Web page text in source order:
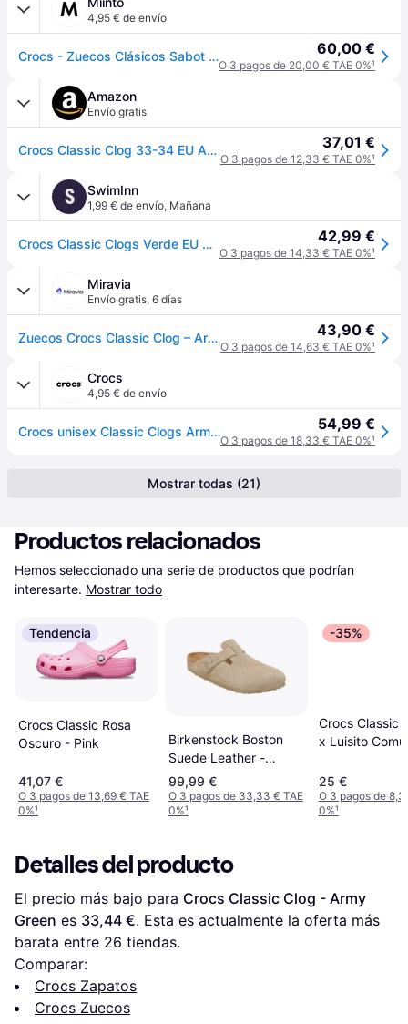
4,95 € de envío
Crocs - Zuecos Clásicos Sabot Zapatos - Shoes - Hombre - Verde - 46 EU - 60,00 €
O 3 pagos de 20,00 € TAE 0%¹
Amazon
Envío gratis
Crocs Classic Clog 33-34 EU Army Green 37,01 €
O 3 pagos de 12,33 € TAE 0%¹
S SwimInn
1,99 € de envío, Mañana
Crocs Classic Clogs Verde EU 38-39 42,99 €
O 3 pagos de 14,33 € TAE 0%¹
Miravia
Envío gratis, 6 días
Zuecos Crocs Classic Clog – Army Green - 10001_309 - 37-38 43,90 €
O 3 pagos de 14,63 € TAE 0%¹
Crocs
4,95 € de envío
Crocs unisex Classic Clogs Army Green 36 54,99 €
O 3 pagos de 18,33 € TAE 0%¹
Mostrar todas (21)
Productos relacionados
Hemos seleccionado una serie de productos que podrían
interesarte. Mostrar todo
Tendencia
Crocs Classic Rosa
Oscuro - Pink
41,07 €
O 3 pagos de 13,69 € TAE
0%¹
Birkenstock Boston
Suede Leather -
Faded Khaki
99,99 €
O 3 pagos de 33,33 € TAE
0%¹
-35%
Crocs Classic
x Luisito
25 €
O 3 pagos de
0%¹
Detalles del producto
El precio más bajo para Crocs Classic Clog - Army
Green es 33,44 €. Esta es actualmente la oferta más
barata entre 26 tiendas.
Comparar:
Crocs Zapatos
Crocs Zuecos